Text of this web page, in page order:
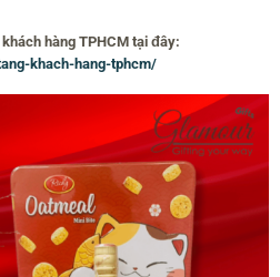
hàng TPHCM tại đây:
khach-hang-tphcm/